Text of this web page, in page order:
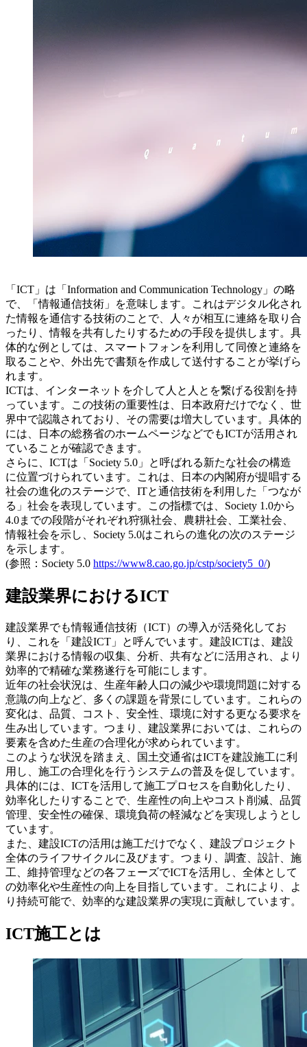
「ICT」は「Information and Communication Technology」の略
で、「情報通信技術」を意味します。これはデジタル化され
た情報を通信する技術のことで、人々が相互に連絡を取り合
ったり、情報を共有したりするための手段を提供します。具
体的な例としては、スマートフォンを利用して同僚と連絡を
取ることや、外出先で書類を作成して送付することが挙げら
れます。
ICTは、インターネットを介して人と人とを繋げる役割を持
っています。この技術の重要性は、日本政府だけでなく、世
界中で認識されており、その需要は増大しています。具体的
には、日本の総務省のホームページなどでもICTが活用され
ていることが確認できます。
さらに、ICTは「Society 5.0」と呼ばれる新たな社会の構造
に位置づけられています。これは、日本の内閣府が提唱する
社会の進化のステージで、ITと通信技術を利用した「つなが
る」社会を表現しています。この指標では、Society 1.0から
4.0までの段階がそれぞれ狩猟社会、農耕社会、工業社会、
情報社会を示し、Society 5.0はこれらの進化の次のステージ
を示します。
(参照：Society 5.0 https://www8.cao.go.jp/cstp/society5_0/)
建設業界におけるICT
建設業界でも情報通信技術（ICT）の導入が活発化してお
り、これを「建設ICT」と呼んでいます。建設ICTは、建設
業界における情報の収集、分析、共有などに活用され、より
効率的で精確な業務遂行を可能にします。
近年の社会状況は、生産年齢人口の減少や環境問題に対する
意識の向上など、多くの課題を背景にしています。これらの
変化は、品質、コスト、安全性、環境に対する更なる要求を
生み出しています。つまり、建設業界においては、これらの
要素を含めた生産の合理化が求められています。
このような状況を踏まえ、国土交通省はICTを建設施工に利
用し、施工の合理化を行うシステムの普及を促しています。
具体的には、ICTを活用して施工プロセスを自動化したり、
効率化したりすることで、生産性の向上やコスト削減、品質
管理、安全性の確保、環境負荷の軽減などを実現しようとし
ています。
また、建設ICTの活用は施工だけでなく、建設プロジェクト
全体のライフサイクルに及びます。つまり、調査、設計、施
工、維持管理などの各フェーズでICTを活用し、全体として
の効率化や生産性の向上を目指しています。これにより、よ
り持続可能で、効率的な建設業界の実現に貢献しています。
ICT施工とは